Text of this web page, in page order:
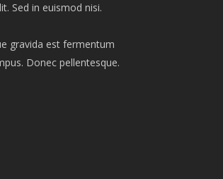
Sed in euismod nisi.
gravida est fermentum
Donec pellentesque.